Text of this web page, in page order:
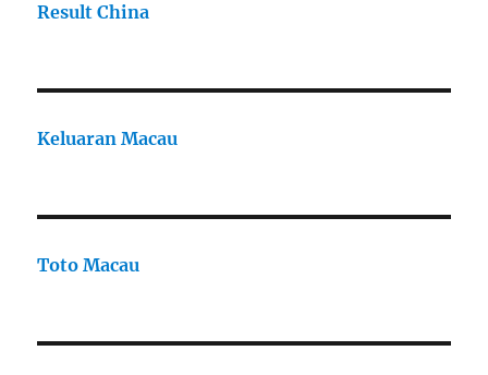
Result China
Keluaran Macau
Toto Macau